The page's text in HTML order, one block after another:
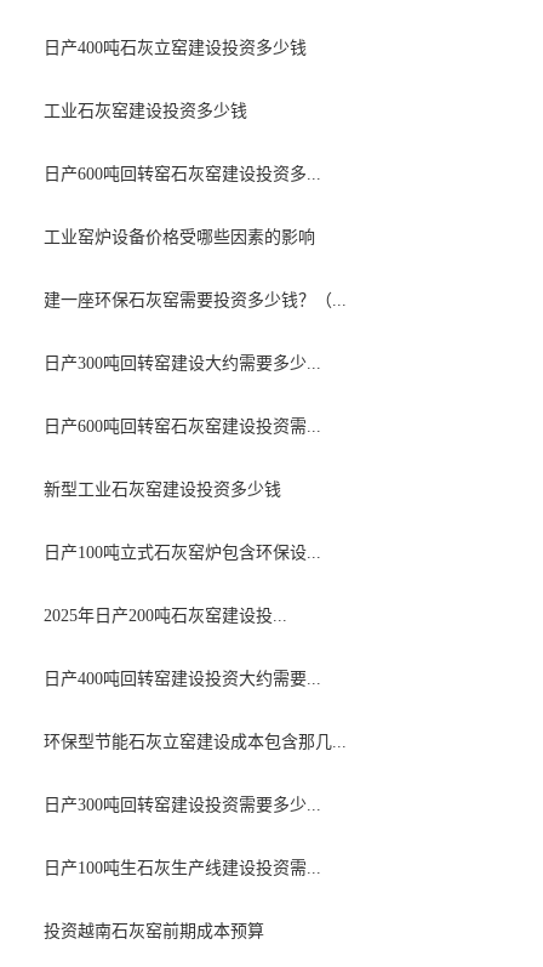
日产400吨石灰立窑建设投资多少钱
工业石灰窑建设投资多少钱
日产600吨回转窑石灰窑建设投资多...
工业窑炉设备价格受哪些因素的影响
建一座环保石灰窑需要投资多少钱？（...
日产300吨回转窑建设大约需要多少...
日产600吨回转窑石灰窑建设投资需...
新型工业石灰窑建设投资多少钱
日产100吨立式石灰窑炉包含环保设...
2025年日产200吨石灰窑建设投...
日产400吨回转窑建设投资大约需要...
环保型节能石灰立窑建设成本包含那几...
日产300吨回转窑建设投资需要多少...
日产100吨生石灰生产线建设投资需...
投资越南石灰窑前期成本预算